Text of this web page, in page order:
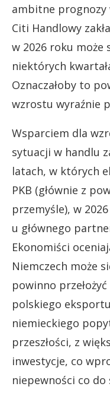
ambitne prognozy
Citi Handlowy
w 2026 roku może
niektórych
Oznaczałoby to
wzrostu wyraźnie
Wsparciem dla
sytuacji w handlu
latach, w których
PKB (głównie z
przemyśle), w
u głównego
Ekonomiści
Niemczech może
powinno
polskiego
niemieckiego
przeszłości, z
inwestycje, co
niepewności co